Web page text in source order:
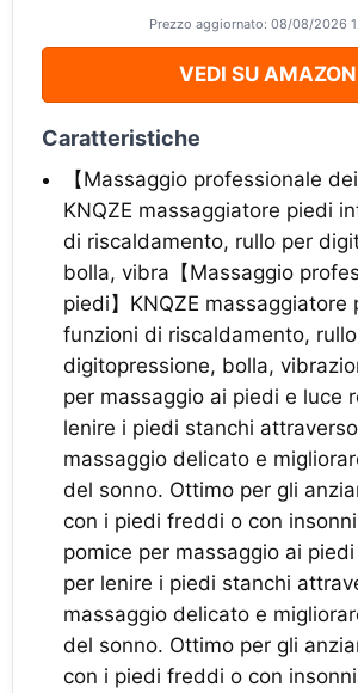
Prezzo aggiornato: 08/08/2026
VEDI SU AMAZON
Caratteristiche
【Massaggio professionale dei
KNQZE massaggiatore piedi
di riscaldamento, rullo per
bolla, vibra【Massaggio
piedi】KNQZE massaggiatore
funzioni di riscaldamento,
digitopressione, bolla,
per massaggio ai piedi e luce
lenire i piedi stanchi
massaggio delicato e
del sonno. Ottimo per gli
con i piedi freddi o con
pomice per massaggio ai
per lenire i piedi stanchi
massaggio delicato e
del sonno. Ottimo per gli
con i piedi freddi o con